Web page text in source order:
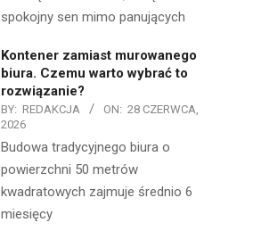
spokojny sen mimo panujących
Kontener zamiast murowanego
biura. Czemu warto wybrać to
rozwiązanie?
BY: REDAKCJA ON: 28 CZERWCA,
2026
Budowa tradycyjnego biura o
powierzchni 50 metrów
kwadratowych zajmuje średnio 6
miesięcy